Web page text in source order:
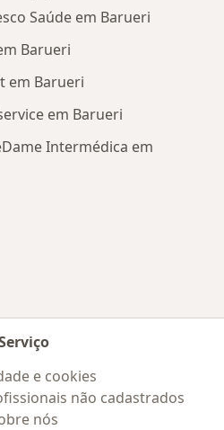
Saúde em Barueri
Barueri
em Barueri
em Barueri
Intermédica em
e cookies
não cadastrados
nós